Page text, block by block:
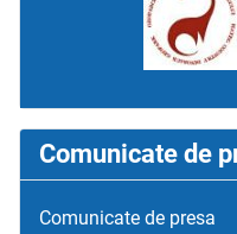
Comunicate de
Comunicate de presa